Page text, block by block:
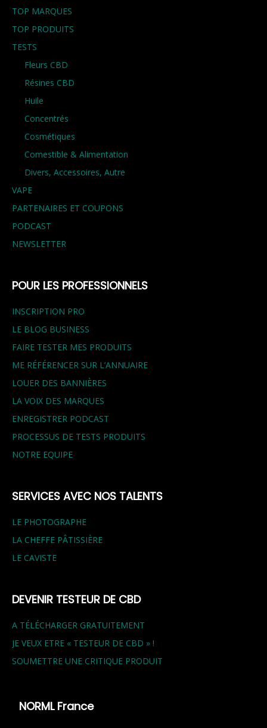
TOP MARQUES
TOP PRODUITS
TESTS
Fleurs CBD
Résines CBD
Huile
Concentrés
Cosmétiques
Comestible & Alimentation
Divers, Accessoires, Autre
VAPE
PARTENAIRES ET COUPONS
PODCAST
NEWSLETTER
POUR LES PROFESSIONNELS
INSCRIPTION PRO
LE BLOG BUSINESS
FAIRE TESTER MES PRODUITS
ME RÉFÉRENCER SUR L’ANNUAIRE
LOUER DES BANNIÈRES
LA VOIX DES MARQUES
ENREGISTRER PODCAST
PROCESSUS DE TESTS PRODUITS
NOTRE EQUIPE
SERVICES AVEC NOS TALENTS
LE PHOTOGRAPHE
LA CHEFFE PÂTISSIÈRE
LE CAVISTE
DEVENIR TESTEUR DE CBD
A TÉLÉCHARGER GRATUITEMENT
JE VEUX ETRE « TESTEUR DE CBD » !
SOUMETTRE UNE CRITIQUE PRODUIT
NORML France